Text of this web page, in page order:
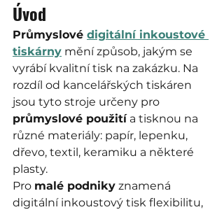
Úvod
Průmyslové digitální inkoustové
tiskárny mění způsob, jakým se
vyrábí kvalitní tisk na zakázku. Na
rozdíl od kancelářských tiskáren
jsou tyto stroje určeny pro
průmyslové použití a tisknou na
různé materiály: papír, lepenku,
dřevo, textil, keramiku a některé
plasty.
Pro malé podniky znamená
digitální inkoustový tisk flexibilitu,